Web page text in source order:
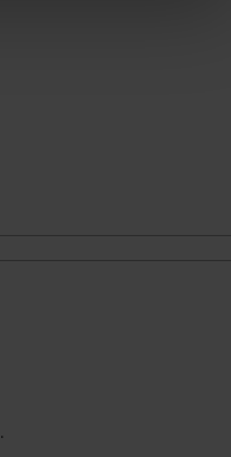
Daten zur
können
angezeigt wird.
mit unzureichendem
übermittelten